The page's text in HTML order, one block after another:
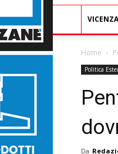
VICENZA
Home
Politica
Da